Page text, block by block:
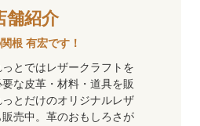
舗紹介
根 有宏です！
とではレザークラフトを
な皮革・材料・道具を販
とだけのオリジナルレザ
売中。革のおもしろさが